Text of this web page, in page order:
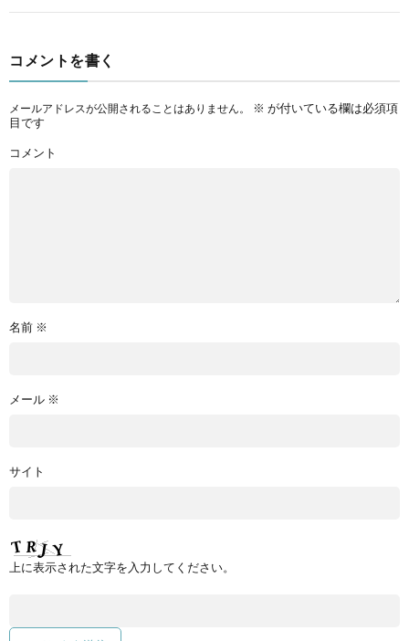
コメントを書く
メールアドレスが公開されることはありません。 ※ が付いている欄は必須項
目です
コメント
名前 ※
メール ※
サイト
上に表示された文字を入力してください。